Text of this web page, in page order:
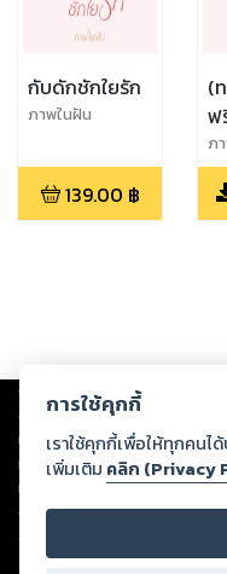
กับดักชักใยรัก
ภาพในฝัน
139.00 ฿
(
ฟ
ชั
ภ
Copyright © 2026
ต่อผลงานหรือเนื้อหาใดที่อัปโหล
ทรัพย์สินทางปัญญาของบุคคลอื่
ทุกท่านโปรดใช้วิจารณญาณในก
หนึ่งส่วนใดขัดต่อกฎหมายและศีล
ดำเนินการในทันที ทั้งนี้ ทางส
ลิขสิทธิ์ พ.ศ. 2537 (ฉบับล่าสุด)
การใช้คุกกี้
เราใช้คุกกี้เพื่อให้ทุกคน
เพิ่มเติม คลิก (Privacy